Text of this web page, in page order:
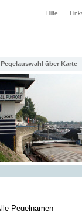
Hilfe
Pegelauswahl über Karte